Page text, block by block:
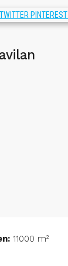
TWITTER PINTEREST
11000 m²